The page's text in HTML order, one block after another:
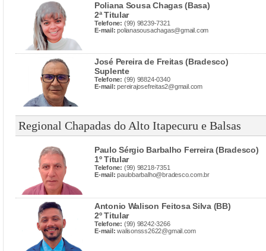
Poliana Sousa Chagas (Basa)
2ª Titular
Telefone: (99) 98239-7321
E-mail: polianasousachagas@gmail.com
José Pereira de Freitas (Bradesco)
Suplente
Telefone: (99) 98824-0340
E-mail: pereirajosefreitas2@gmail.com
Regional Chapadas do Alto Itapecuru e Balsas
Paulo Sérgio Barbalho Ferreira (Bradesco)
1º Titular
Telefone: (99) 98218-7351
E-mail: paulobarbalho@bradesco.com.br
Antonio Walison Feitosa Silva (BB)
2º Titular
Telefone: (99) 98242-3266
E-mail: walisonsss2622@gmail.com